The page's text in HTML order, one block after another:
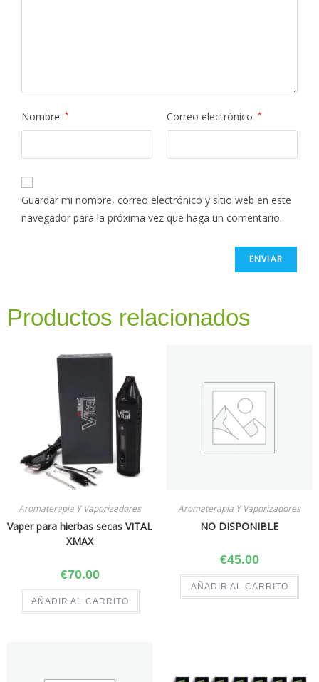
Nombre * Correo electrónico *
Guardar mi nombre, correo electrónico y sitio web en este
navegador para la próxima vez que haga un comentario.
Productos relacionados
Aromaterapia Y Vaporizadores
Vaper para hierbas secas VITAL
XMAX
€70.00
AÑADIR AL CARRITO
Aromaterapia Y Vaporizadores
NO DISPONIBLE
€45.00
AÑADIR AL CARRITO